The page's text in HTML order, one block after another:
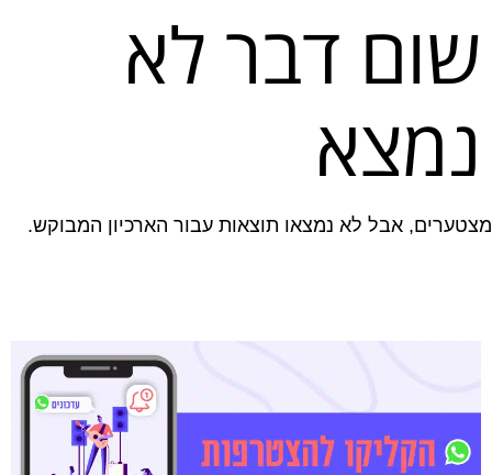
שום דבר לא
נמצא
מצטערים, אבל לא נמצאו תוצאות עבור הארכיון המבוקש.